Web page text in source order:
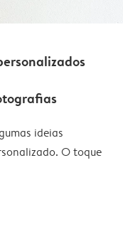
ideias
O toque